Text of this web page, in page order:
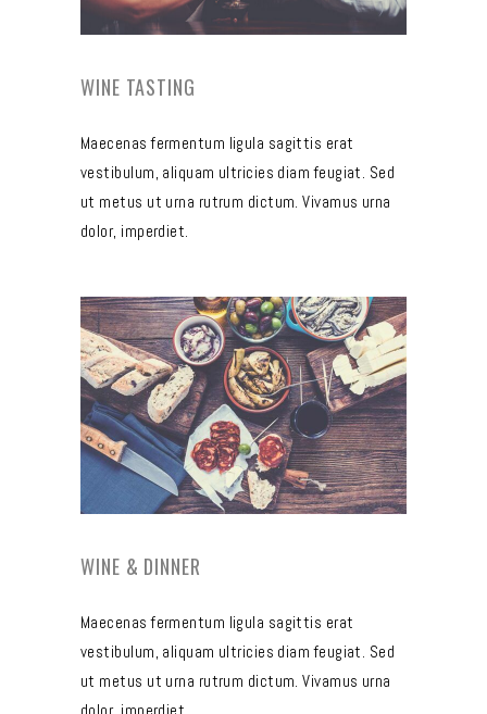
WINE TASTING
Maecenas fermentum ligula sagittis erat
vestibulum, aliquam ultricies diam feugiat. Sed
ut metus ut urna rutrum dictum. Vivamus urna
dolor, imperdiet.
WINE & DINNER
Maecenas fermentum ligula sagittis erat
vestibulum, aliquam ultricies diam feugiat. Sed
ut metus ut urna rutrum dictum. Vivamus urna